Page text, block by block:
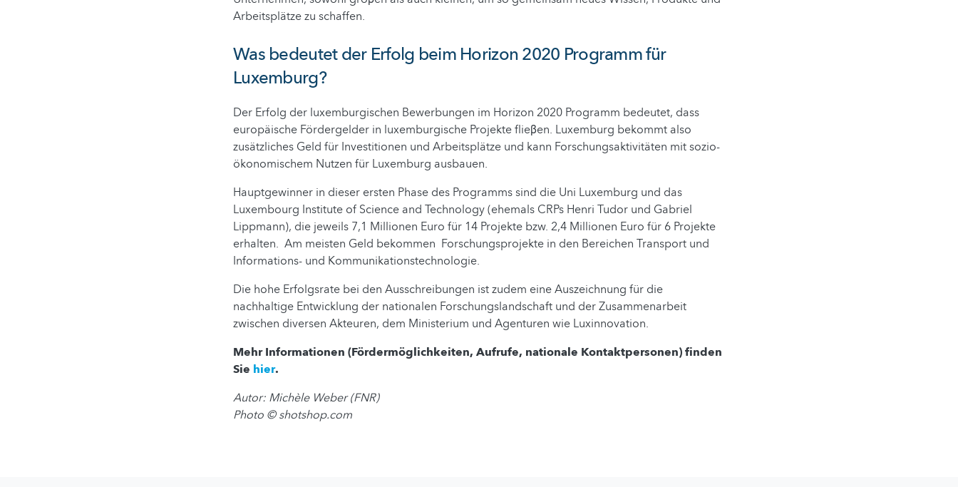
Arbeitsplätze zu schaffen.
Was bedeutet der Erfolg beim Horizon 2020 Programm für
Luxemburg?
Der Erfolg der luxemburgischen Bewerbungen im Horizon 2020 Programm bedeutet, dass
europäische Fördergelder in luxemburgische Projekte flieβen. Luxemburg bekommt also
zusätzliches Geld für Investitionen und Arbeitsplätze und kann Forschungsaktivitäten mit sozio-
ökonomischem Nutzen für Luxemburg ausbauen.
Hauptgewinner in dieser ersten Phase des Programms sind die Uni Luxemburg und das
Luxembourg Institute of Science and Technology (ehemals CRPs Henri Tudor und Gabriel
Lippmann), die jeweils 7,1 Millionen Euro für 14 Projekte bzw. 2,4 Millionen Euro für 6 Projekte
erhalten. Am meisten Geld bekommen Forschungsprojekte in den Bereichen Transport und
Informations- und Kommunikationstechnologie.
Die hohe Erfolgsrate bei den Ausschreibungen ist zudem eine Auszeichnung für die
nachhaltige Entwicklung der nationalen Forschungslandschaft und der Zusammenarbeit
zwischen diversen Akteuren, dem Ministerium und Agenturen wie Luxinnovation.
Mehr Informationen (Fördermöglichkeiten, Aufrufe, nationale Kontaktpersonen) finden
Sie hier.
Autor: Michèle Weber (FNR)
Photo © shotshop.com